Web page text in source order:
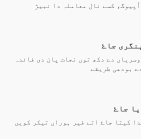
کسے نال معاملہ دا نبیڑ
جاۓ
دے دکھ توں نجات پان دی فائدہ
بودھی طریقے
جاۓ
کیتا جاۓ اتے فیر ہوراں تیکر کویں